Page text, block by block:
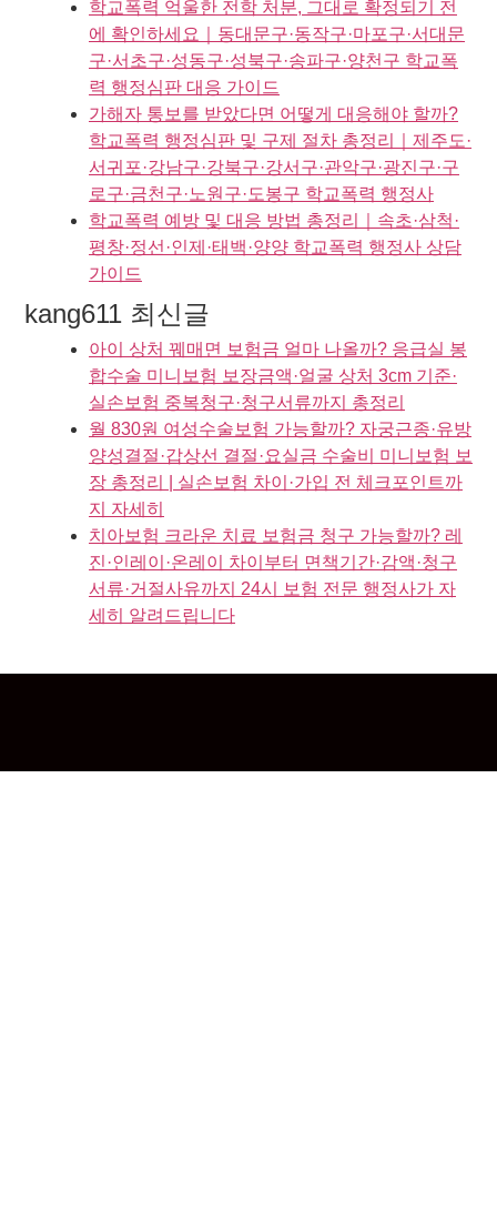
학교폭력 억울한 전학 처분, 그대로 확정되기 전
에 확인하세요｜동대문구·동작구·마포구·서대문
구·서초구·성동구·성북구·송파구·양천구 학교폭
력 행정심판 대응 가이드
가해자 통보를 받았다면 어떻게 대응해야 할까?
학교폭력 행정심판 및 구제 절차 총정리｜제주도·
서귀포·강남구·강북구·강서구·관악구·광진구·구
로구·금천구·노원구·도봉구 학교폭력 행정사
학교폭력 예방 및 대응 방법 총정리｜속초·삼척·
평창·정선·인제·태백·양양 학교폭력 행정사 상담
가이드
kang611 최신글
아이 상처 꿰매면 보험금 얼마 나올까? 응급실 봉
합수술 미니보험 보장금액·얼굴 상처 3cm 기준·
실손보험 중복청구·청구서류까지 총정리
월 830원 여성수술보험 가능할까? 자궁근종·유방
양성결절·갑상선 결절·요실금 수술비 미니보험 보
장 총정리 | 실손보험 차이·가입 전 체크포인트까
지 자세히
치아보험 크라운 치료 보험금 청구 가능할까? 레
진·인레이·온레이 차이부터 면책기간·감액·청구
서류·거절사유까지 24시 보험 전문 행정사가 자
세히 알려드립니다